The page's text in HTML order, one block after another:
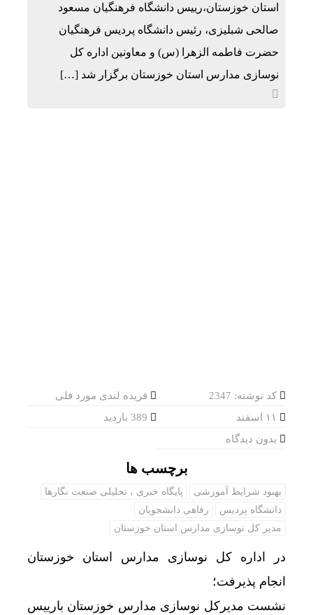
استان خوزستان،رییس دانشگاه فرهنگیان مسعود
صالحی شبلیزی، رئیس دانشگاه پردیس فرهنگیان
حضرت فاطمه الزهرا (س) و معاونین اداره کل
نوسازی مدارس استان خوزستان برگزار شد […]
کد نوشته: 2347
فریده لندی مورد فلی
بدون دیدگاه
برچسب ها
بهبود شرایط آموزشی
پایگاه خبری ، تحلیلی صنعت نگارها
دانشگاه پردیس
رفاهی دانشجویان
مدیر کل نوسازی مدارس استان خوزستان
در اداره کل نوسازی مدارس استان خوزستان
انجام پذیرفت؛
نشست مدیرکل نوسازی مدارس خوزستان بارییس